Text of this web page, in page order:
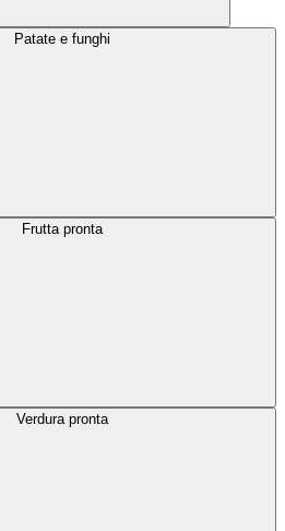
Patate e funghi
Frutta pronta
Verdura pronta